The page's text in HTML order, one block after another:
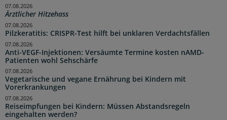
Ärztlicher Hitzehass
07.08.2026
Pilzkeratitis: CRISPR-Test hilft bei unklaren Verdachtsfällen
07.08.2026
Anti-VEGF-Injektionen: Versäumte Termine kosten nAMD-
Patienten wohl Sehschärfe
07.08.2026
Vegetarische und vegane Ernährung bei Kindern mit
Vorerkrankungen
07.08.2026
Reiseimpfungen bei Kindern: Müssen Abstandsregeln
eingehalten werden?
07.08.2026